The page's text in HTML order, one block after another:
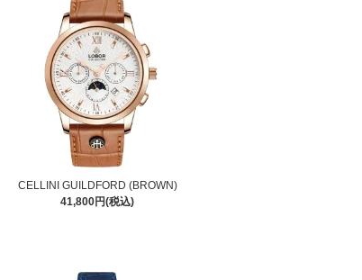
CELLINI GUILDFORD (BROWN)
41,800円(税込)